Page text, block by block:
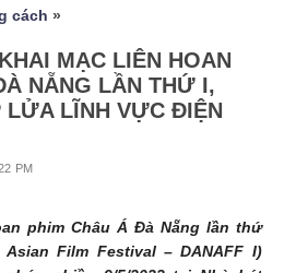
cách »
MẠC LIÊN HOAN
NẴNG LẦN THỨ I,
LỬA LĨNH VỰC ĐIỆN
PM
phim Châu Á Đà Nẵng lần thứ
Asian Film Festival – DANAFF I)